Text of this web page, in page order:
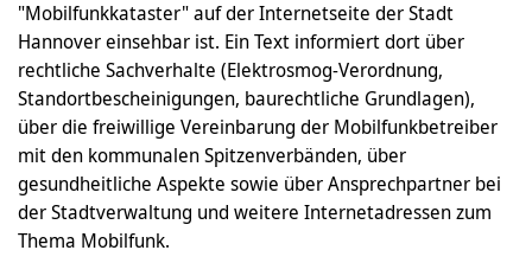
"Mobilfunkkataster" auf der Internetseite der Stadt
Hannover einsehbar ist. Ein Text informiert dort über
rechtliche Sachverhalte (Elektrosmog-Verordnung,
Standortbescheinigungen, baurechtliche Grundlagen),
über die freiwillige Vereinbarung der Mobilfunkbetreiber
mit den kommunalen Spitzenverbänden, über
gesundheitliche Aspekte sowie über Ansprechpartner bei
der Stadtverwaltung und weitere Internetadressen zum
Thema Mobilfunk.